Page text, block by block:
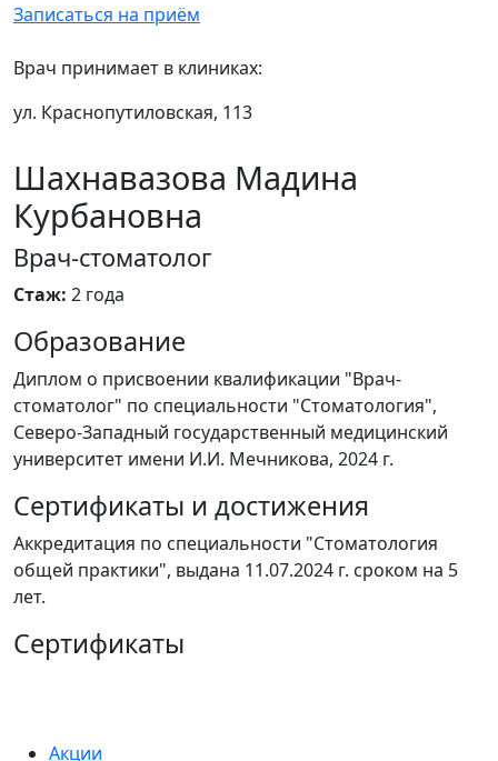
Записаться на приём
Врач принимает в клиниках:
ул. Краснопутиловская, 113
Шахнавазова Мадина
Курбановна
Врач-стоматолог
Стаж: 2 года
Образование
Диплом о присвоении квалификации "Врач-
стоматолог" по специальности "Стоматология",
Северо-Западный государственный медицинский
университет имени И.И. Мечникова, 2024 г.
Сертификаты и достижения
Аккредитация по специальности "Стоматология
общей практики", выдана 11.07.2024 г. сроком на 5
лет.
Сертификаты
Акции